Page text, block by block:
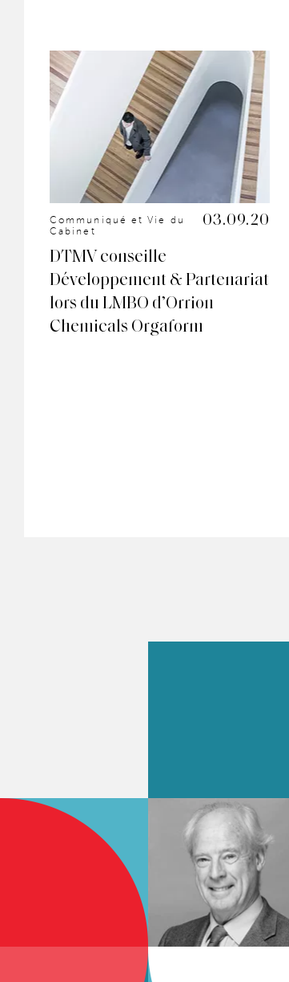
Communiqué et Vie du
Cabinet
03.09.20
DTMV conseille
Développement & Partenariat
lors du LMBO d’Orrion
Chemicals Orgaform